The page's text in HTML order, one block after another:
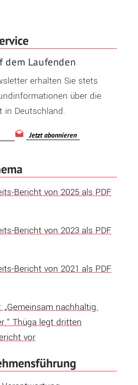
dem Laufenden
erhalten Sie stets
über die
in Deutschland.
Jetzt abonnieren
Bericht von 2025 als PDF
Bericht von 2023 als PDF
Bericht von 2021 als PDF
nachhaltig.
Thüga legt dritten
vor